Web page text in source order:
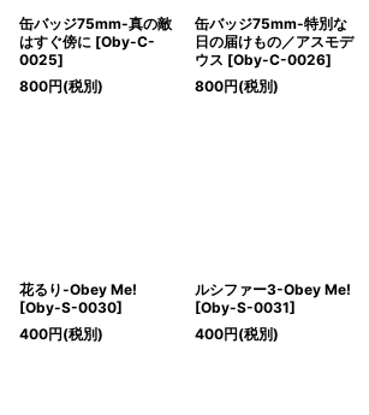
缶バッジ75mm-真の敵
はすぐ傍に [Oby-C-
0025]
800円(税別)
缶バッジ75mm-特別な
日の届けもの／アスモデ
ウス [Oby-C-0026]
800円(税別)
花るり-Obey Me!
[Oby-S-0030]
400円(税別)
ルシファー3-Obey Me!
[Oby-S-0031]
400円(税別)